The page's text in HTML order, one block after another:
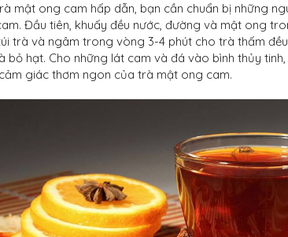
mật ong cam hấp dẫn, bạn cần chuẩn bị những
Đầu tiên, khuấy đều nước, đường và mật ong
trà và ngâm trong vòng 3-4 phút cho trà thấm
bỏ hạt. Cho những lát cam và đá vào bình thủy
giác thơm ngon của trà mật ong cam.